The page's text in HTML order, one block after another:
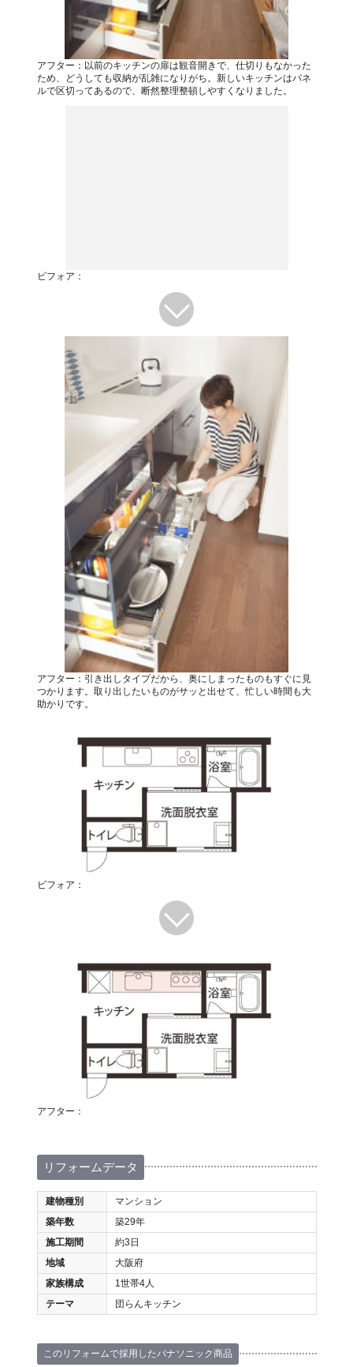
アフター：以前のキッチンの扉は観音開きで、仕切りもなかった
ため、どうしても収納が乱雑になりがち。新しいキッチンはパネ
ルで区切ってあるので、断然整理整頓しやすくなりました。
ビフォア：
アフター：引き出しタイプだから、奥にしまったものもすぐに見
つかります。取り出したいものがサッと出せて、忙しい時間も大
助かりです。
ビフォア：
アフター：
リフォームデータ
建物種別
マンション
築年数
築29年
施工期間
約3日
地域
大阪府
家族構成
1世帯4人
テーマ
団らんキッチン
このリフォームで採用したパナソニック商品